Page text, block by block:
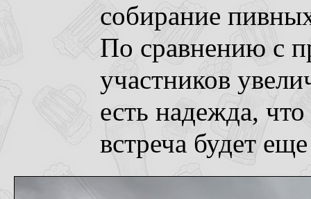
собирание
По сравнению с
участников
есть надежда,
встреча будет